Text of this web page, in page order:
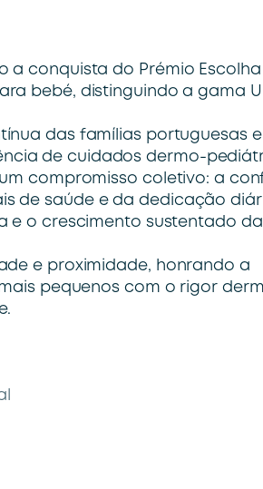
a conquista do Prémio
bebé, distinguindo a gama
das famílias portuguesas
de cuidados dermo-
compromisso coletivo: a
de saúde e da dedicação
e o crescimento sustentado
e proximidade, honrando a
pequenos com o rigor